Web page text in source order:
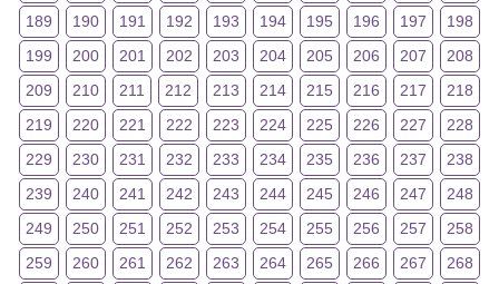
189
190 191 192 193 194 195 196 197
198
199
200 201 202 203 204 205 206 207
208
209
210 211 212 213 214 215 216 217
218
219
220 221 222 223 224 225 226 227
228
229
230 231 232 233 234 235 236 237
238
239
240 241 242 243 244 245 246 247
248
249
250 251 252 253 254 255 256 257
258
259
260 261 262 263 264 265 266 267
268